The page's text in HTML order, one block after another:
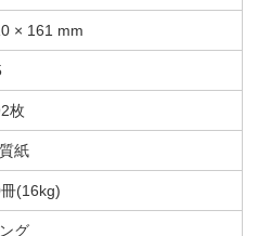
× 161 mm
枚
質紙
(16kg)
グ